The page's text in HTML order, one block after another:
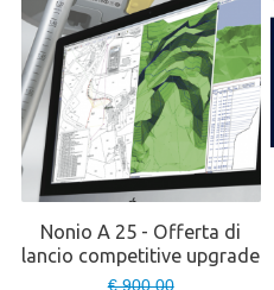
Nonio A 25 - Offerta di
lancio competitive upgrade
€ 900,00